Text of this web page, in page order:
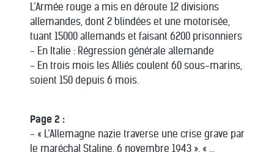
L’Armée rouge a mis en déroute 12 divisions
allemandes, dont 2 blindées et une motorisée,
tuant 15000 allemands et faisant 6200 prisonniers
- En Italie : Régression générale allemande
- En trois mois les Alliés coulent 60 sous-marins,
soient 150 depuis 6 mois.
Page 2 :
- « L’Allemagne nazie traverse une crise grave par
le maréchal Staline, 6 novembre 1943 », « …